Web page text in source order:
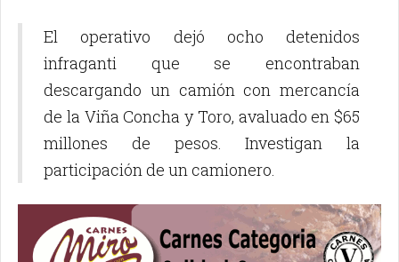
El operativo dejó ocho detenidos
infraganti que se encontraban
descargando un camión con mercancía
de la Viña Concha y Toro, avaluado en $65
millones de pesos. Investigan la
participación de un camionero.